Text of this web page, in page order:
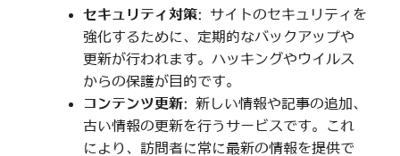
セキュリティ対策: サイトのセキュリティを
強化するために、定期的なバックアップや
更新が行われます。ハッキングやウイルス
からの保護が目的です。
コンテンツ更新: 新しい情報や記事の追加、
古い情報の更新を行うサービスです。これ
により、訪問者に常に最新の情報を提供で